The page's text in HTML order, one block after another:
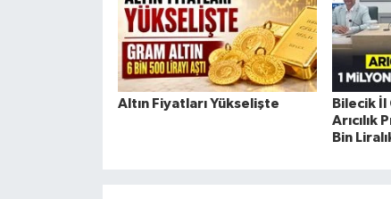
Altın Fiyatları Yükselişte
Bilecik
Arıcılık
Bin